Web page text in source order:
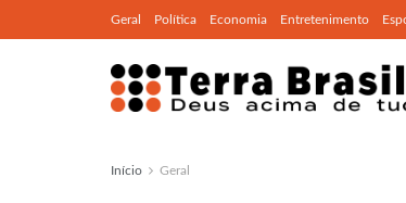
Geral Política Economia Entretenimento
Início Geral